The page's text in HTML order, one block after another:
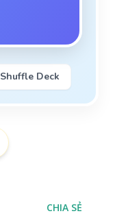
Shuffle Deck
CHIA SẺ